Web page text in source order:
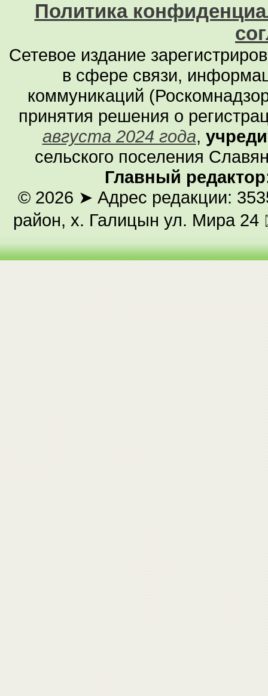
Политика
Сетевое издание
в сфере связи,
коммуникаций
принятия решения о
августа 2024 года,
сельского поселения
Главный
© 2026 ➤ Адрес редакции:
район, х. Галицын ул. Мира